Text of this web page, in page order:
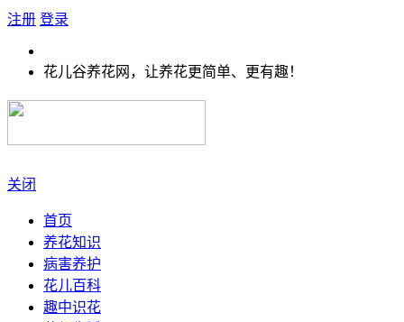
注册 登录
花儿谷养花网，让养花更简单、更有趣！
关闭
首页
养花知识
病害养护
花儿百科
趣中识花